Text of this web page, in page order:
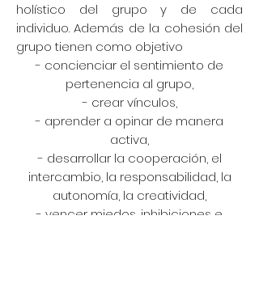
holístico del grupo y de cada
individuo. Además de la cohesión del
grupo tienen como objetivo
- concienciar el sentimiento de
pertenencia al grupo,
- crear vínculos,
- aprender a opinar de manera
activa,
- desarrollar la cooperación, el
intercambio, la responsabilidad, la
autonomía, la creatividad,
- vencer miedos, inhibiciones e